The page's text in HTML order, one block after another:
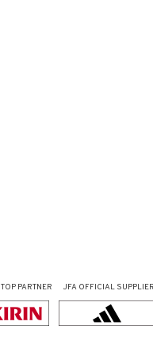
TOP PARTNER JFA OFFICIAL SUPPLIER